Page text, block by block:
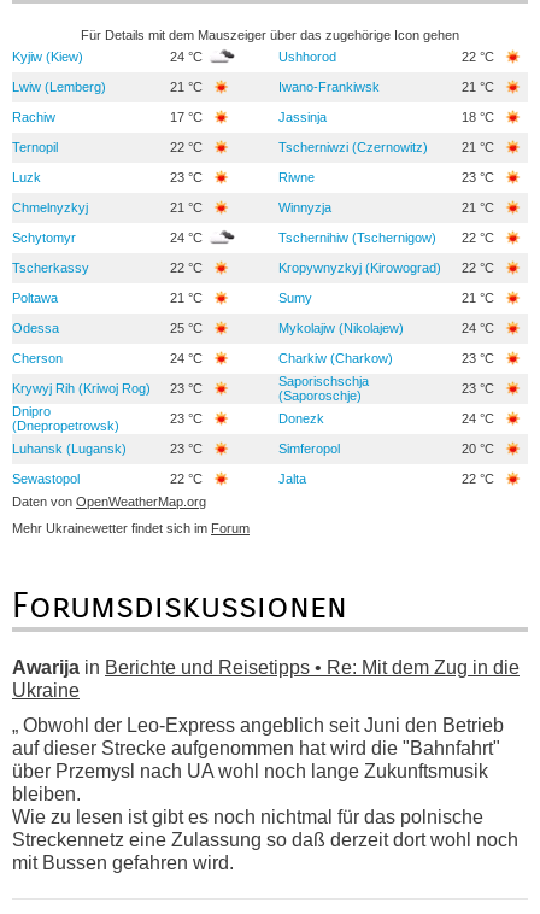
Für Details mit dem Mauszeiger über das zugehörige Icon gehen
Kyjiw (Kiew)
24 °C Ushhorod 22 °C
Lwiw (Lemberg) 21 °C Iwano-Frankiwsk 21 °C
Rachiw 17 °C Jassinja 18 °C
Ternopil 22 °C Tscherniwzi (Czernowitz) 21 °C
Luzk 23 °C Riwne 23 °C
Chmelnyzkyj 21 °C Winnyzja 21 °C
Schytomyr 24 °C Tschernihiw (Tschernigow) 22 °C
Tscherkassy 22 °C Kropywnyzkyj (Kirowograd) 22 °C
Poltawa 21 °C Sumy 21 °C
Odessa 25 °C Mykolajiw (Nikolajew) 24 °C
Cherson 24 °C Charkiw (Charkow) 23 °C
Krywyj Rih (Kriwoj Rog) 23 °C
Saporischschja
(Saporoschje)
23 °C
Dnipro
(Dnepropetrowsk)
23 °C Donezk 24 °C
Luhansk (Lugansk) 23 °C Simferopol 20 °C
Sewastopol 22 °C Jalta
22 °C
Daten von OpenWeatherMap.org
Mehr Ukrainewetter findet sich im Forum
Forumsdiskussionen
Awarija in Berichte und Reisetipps • Re: Mit dem Zug in die
Ukraine
„ Obwohl der Leo-Express angeblich seit Juni den Betrieb
auf dieser Strecke aufgenommen hat wird die "Bahnfahrt"
über Przemysl nach UA wohl noch lange Zukunftsmusik
bleiben.
Wie zu lesen ist gibt es noch nichtmal für das polnische
Streckennetz eine Zulassung so daß derzeit dort wohl noch
mit Bussen gefahren wird.